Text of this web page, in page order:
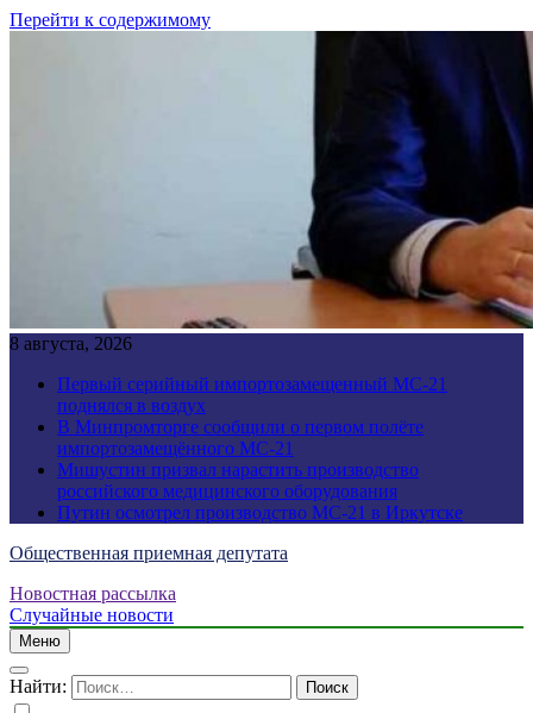
Перейти к содержимому
8 августа, 2026
Первый серийный импортозамещенный МС-21
поднялся в воздух
В Минпромторге сообщили о первом полёте
импортозамещённого МС-21
Мишустин призвал нарастить производство
российского медицинского оборудования
Путин осмотрел производство МС-21 в Иркутске
Общественная приемная депутата
Новостная рассылка
Случайные новости
Меню
Найти: